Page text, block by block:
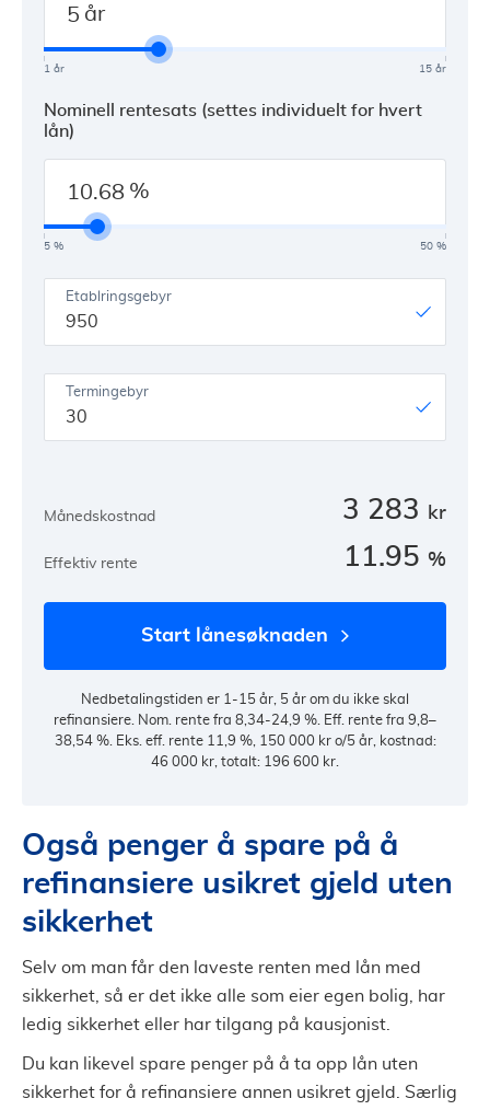
år
15 år
1 år
Nominell rentesats (settes individuelt for hvert
lån)
%
50 %
5 %
950
Etablringsgebyr
30
Termingebyr
Månedskostnad 3 283 kr
Effektiv rente 11.95 %
start lånesøknaden
Nedbetalingstiden er 1-15 år, 5 år om du ikke skal
refinansiere. Nom. rente fra 8,34-24,9 %. Eff. rente fra 9,8–
38,54 %. Eks. eff. rente 11,9 %, 150 000 kr o/5 år, kostnad:
46 000 kr, totalt: 196 600 kr.
Også penger å spare på å
refinansiere usikret gjeld uten
sikkerhet
Selv om man får den laveste renten med lån med
sikkerhet, så er det ikke alle som eier egen bolig, har
ledig sikkerhet eller har tilgang på kausjonist.
Du kan likevel spare penger på å ta opp lån uten
sikkerhet for å refinansiere annen usikret gjeld. Særlig